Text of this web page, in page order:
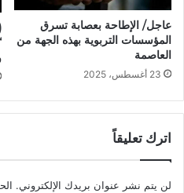
عاجل/ الإطاحة بعصابة تسرق
المؤسسات التربوية بهذه الجهة من
العاصمة
23 أغسطس، 2025
اترك تعليقاً
لن يتم نشر عنوان بريدك الإلكتروني.